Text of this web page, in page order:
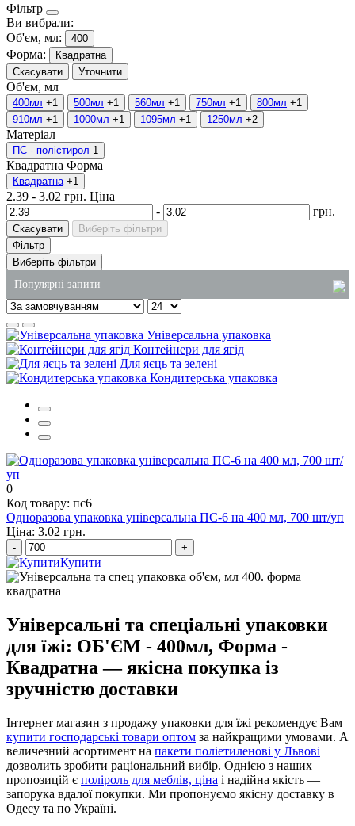
Фільтр
Ви вибрали:
Об'єм, мл:
400
Форма:
Квадратна
Скасувати
Уточнити
Об'єм, мл
400мл +1 500мл +1 560мл +1 750мл +1 800мл +1
910мл +1 1000мл +1 1095мл +1 1250мл +2
Матеріал
ПС - полістирол 1
Квадратна Форма
Квадратна +1
2.39 - 3.02 грн. Ціна
-
грн.
Скасувати
Виберіть фільтри
Фільтр
Виберіть фільтри
Популярні запити
відра харчові оптом
контейнери для супів
засіб для чищення туалетів
господарські товари оптом київ
паперові рушники купити оптом
Універсальна упаковка
Контейнери для ягід
Для яєць та зелені
Кондитерська упаковка
0
Код товару: пс6
Одноразова упаковка універсальна ПС-6 на 400 мл, 700 шт/уп
Ціна: 3.02 грн.
- +
Купити
Універсальні та спеціальні упаковки
для їжі: ОБ'ЄМ - 400мл, Форма -
Квадратна — якісна покупка із
зручністю доставки
Інтернет магазин з продажу упаковки для їжі рекомендує Вам
купити господарські товари оптом за найкращими умовами. А
величезний асортимент на пакети поліетиленові у Львові
дозволить зробити раціональний вибір. Однією з наших
пропозицій є поліроль для меблів, ціна і надійна якість —
запорука вдалої покупки. Ми пропонуємо якісну доставку в
Одесу та по Україні.